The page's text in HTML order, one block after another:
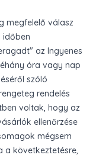
megfelelő válasz
időben
az Ingyenes
óra vagy nap
szóló
rendelés
voltak, hogy az
ellenőrzése
mégsem
a következtetésre,